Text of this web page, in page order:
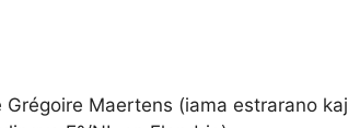
Maertens (iama estrarano